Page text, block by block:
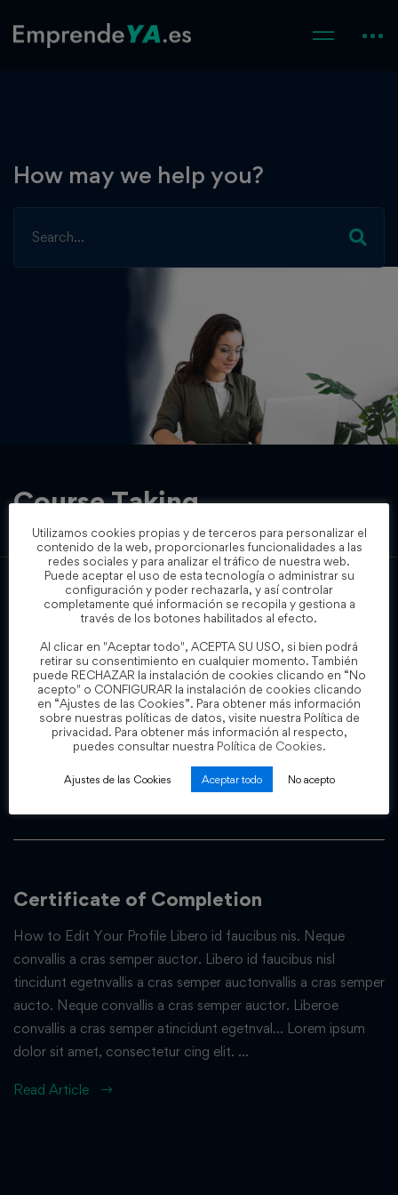
How may we help you?
Course Taking
How to Find Your Missing Course
How to Edit Your Profile Libero id faucibus nis. Neque
convallis a cras semper auctor. Libero id faucibus nisl
tincidunt egetnvallis a cras semper auctonvallis a cras semper
aucto. Neque convallis a cras semper auctor. Liberoe
convallis a cras semper atincidunt egetnval… Lorem ipsum
dolor sit amet, consectetur cing elit. …
Certificate of Completion
How to Edit Your Profile Libero id faucibus nis. Neque
convallis a cras semper auctor. Libero id faucibus nisl
tincidunt egetnvallis a cras semper auctonvallis a cras semper
aucto. Neque convallis a cras semper auctor. Liberoe
convallis a cras semper atincidunt egetnval… Lorem ipsum
dolor sit amet, consectetur cing elit. …
Read Article
Utilizamos cookies propias y de terceros para personalizar el
contenido de la web, proporcionarles funcionalidades a las
redes sociales y para analizar el tráfico de nuestra web.
Puede aceptar el uso de esta tecnología o administrar su
configuración y poder rechazarla, y así controlar
completamente qué información se recopila y gestiona a
través de los botones habilitados al efecto.
Al clicar en "Aceptar todo", ACEPTA SU USO, si bien podrá
retirar su consentimiento en cualquier momento. También
puede RECHAZAR la instalación de cookies clicando en “No
acepto" o CONFIGURAR la instalación de cookies clicando
en “Ajustes de las Cookies”. Para obtener más información
sobre nuestras políticas de datos, visite nuestra Política de
privacidad. Para obtener más información al respecto,
puedes consultar nuestra Política de Cookies.
Ajustes de las Cookies Aceptar todo No acepto